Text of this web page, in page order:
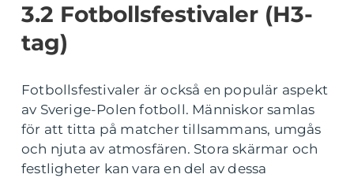
3.2 Fotbollsfestivaler (H3-
tag)
Fotbollsfestivaler är också en populär aspekt
av Sverige-Polen fotboll. Människor samlas
för att titta på matcher tillsammans, umgås
och njuta av atmosfären. Stora skärmar och
festligheter kan vara en del av dessa